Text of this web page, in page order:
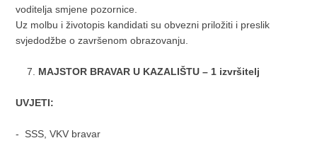
voditelja smjene pozornice.
Uz molbu i životopis kandidati su obvezni priložiti i preslik
svjedodžbe o završenom obrazovanju.
MAJSTOR BRAVAR U KAZALIŠTU – 1 izvršitelj
UVJETI:
- SSS, VKV bravar